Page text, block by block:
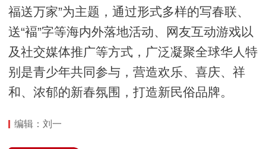
福送万家”为主题，通过形式多样的写春联、
送“褔”字等海内外落地活动、网友互动游戏以
及社交媒体推广等方式，广泛凝聚全球华人特
别是青少年共同参与，营造欢乐、喜庆、祥
和、浓郁的新春氛围，打造新民俗品牌。
编辑：刘一